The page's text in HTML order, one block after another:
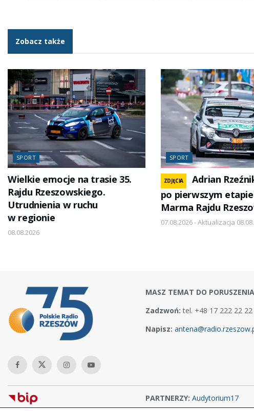
Zobacz także
SPORT
Wielkie emocje na trasie 35.
Rajdu Rzeszowskiego.
Utrudnienia w ruchu
w regionie
08.08.2026
SPORT
ZDJĘCIA
Adrian
po pierwszym etapie
Marma Rajdu
07.08.2026 - Aktualizacja
MASZ TEMAT DO
Zadzwoń: tel. +48 17 222 22 22
Napisz:
PARTNERZY: Audytorium17